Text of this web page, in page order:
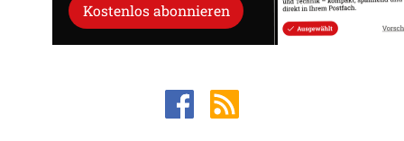
Kostenlos abonnieren